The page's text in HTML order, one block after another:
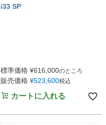
i33 SP
標準価格 ¥616,000のところ
販売価格 ¥523,600税込
カートに入れる